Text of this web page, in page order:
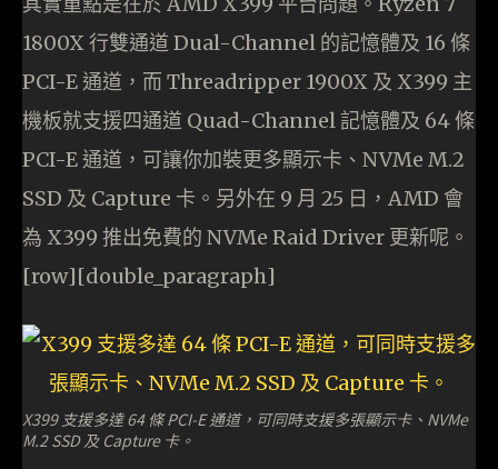
1800X 行雙通道 Dual-Channel 的記憶體及 16 條
PCI-E 通道，而 Threadripper 1900X 及 X399 主
機板就支援四通道 Quad-Channel 記憶體及 64 條
PCI-E 通道，可讓你加裝更多顯示卡、NVMe M.2
SSD 及 Capture 卡。另外在 9 月 25 日，AMD 會
為 X399 推出免費的 NVMe Raid Driver 更新呢。
[row][double_paragraph]
X399 支援多達 64 條 PCI-E 通道，可同時支援多張顯示卡、NVMe
M.2 SSD 及 Capture 卡。